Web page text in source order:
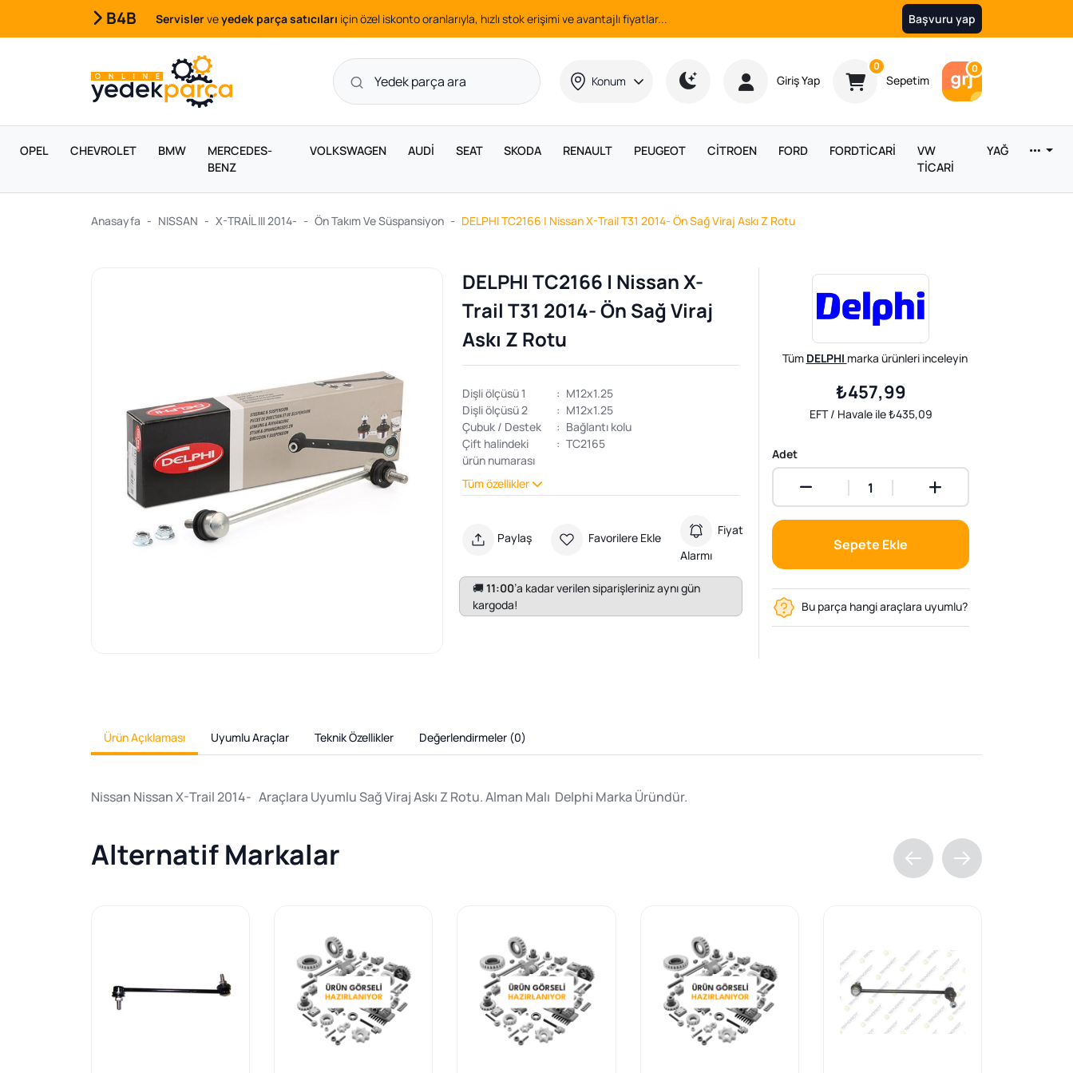
B4B Servislerveyedek parça satıcıları için özel iskonto oranlarıyla, hızlı stok erişimi ve avantajlı fiyatlar... Başvuru yap
Konum Giriş Yap
0Ürün sayısı
Sepetim
0Araç sayısı
OPEL CHEVROLET BMW
MERCEDES-
BENZ
VOLKSWAGEN AUDİ SEAT SKODA RENAULT PEUGEOT CİTROEN FORD FORDTİCARİ
VW
TİCARİ
YAĞ
Anasayfa NISSAN X-TRAİL III 2014- Ön Takım Ve Süspansiyon DELPHI TC2166 | Nissan X-Trail T31 2014- Ön Sağ Viraj Askı Z Rotu
DELPHI TC2166 | Nissan X-
Trail T31 2014- Ön Sağ Viraj
Askı Z Rotu
Dişli ölçüsü 1 : M12x1.25
Dişli ölçüsü 2
: M12x1.25
Çubuk / Destek
: Bağlantı kolu
Çift halindeki
ürün numarası
: TC2165
Tüm özellikler
Paylaş Favorilere Ekle
Fiyat
Alarmı
🚚11:00’a kadar verilen siparişleriniz aynı gün
kargoda!
Tüm DELPHI marka ürünleri inceleyin
₺457,99
EFT / Havale ile ₺435,09
Adet
Sepete Ekle
Bu parça hangi araçlara uyumlu?
Ürün Açıklaması Uyumlu Araçlar Teknik Özellikler Değerlendirmeler (0)
Nissan Nissan X-Trail 2014- Araçlara Uyumlu Sağ Viraj Askı Z Rotu. Alman Malı Delphi Marka Üründür.
Alternatif Markalar